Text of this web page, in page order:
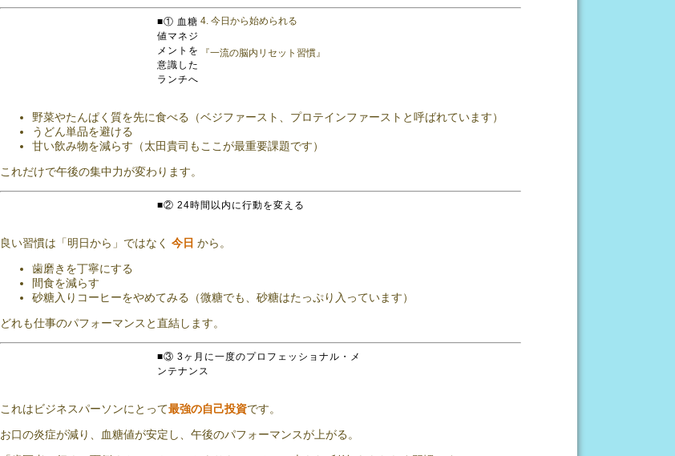
4. 今日から始められる
『一流の脳内リセット習慣』
■① 血糖
値マネジ
メントを
意識した
ランチへ
野菜やたんぱく質を先に食べる（ベジファースト、プロテインファーストと呼ばれています）
うどん単品を避ける
甘い飲み物を減らす（太田貴司もここが最重要課題です）
これだけで午後の集中力が変わります。
■② 24時間以内に行動を変える
良い習慣は「明日から」ではなく 今日 から。
歯磨きを丁寧にする
間食を減らす
砂糖入りコーヒーをやめてみる（微糖でも、砂糖はたっぷり入っています）
どれも仕事のパフォーマンスと直結します。
■③ 3ヶ月に一度のプロフェッショナル・メ
ンテナンス
これはビジネスパーソンにとって最強の自己投資です。
お口の炎症が減り、血糖値が安定し、午後のパフォーマンスが上がる。